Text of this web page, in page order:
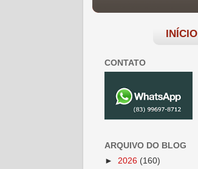
INÍCIO
CONTATO
ARQUIVO DO BLOG
► 2026 (160)